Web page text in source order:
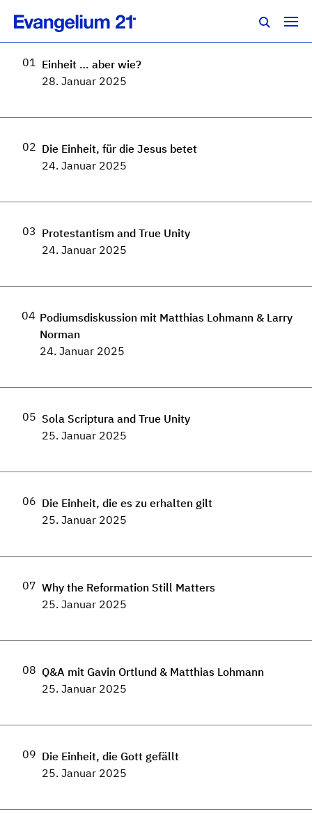
Regionalkonferenz Süd 2025
01 Einheit … aber wie?
28. Januar 2025
02 Die Einheit, für die Jesus betet
24. Januar 2025
03 Protestantism and True Unity
24. Januar 2025
04 Podiumsdiskussion mit Matthias Lohmann & Larry
Norman
24. Januar 2025
05 Sola Scriptura and True Unity
25. Januar 2025
06 Die Einheit, die es zu erhalten gilt
25. Januar 2025
07 Why the Reformation Still Matters
25. Januar 2025
08 Q&A mit Gavin Ortlund & Matthias Lohmann
25. Januar 2025
09 Die Einheit, die Gott gefällt
25. Januar 2025